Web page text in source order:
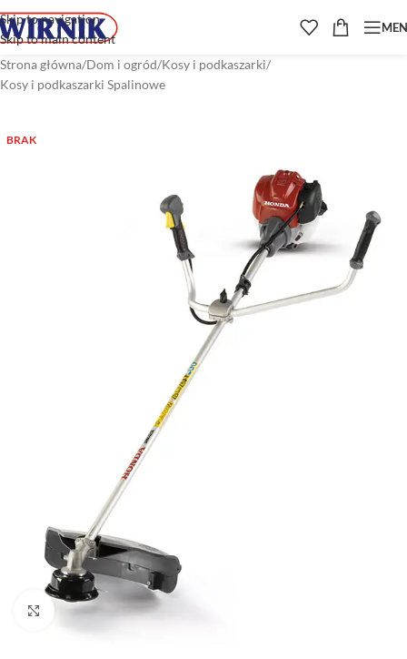
Skip to navigation
Skip to main content
Strona główna/Dom i ogród/Kosy i podkaszarki/
Kosy i podkaszarki Spalinowe
BRAK
Kliknij aby powiększyć